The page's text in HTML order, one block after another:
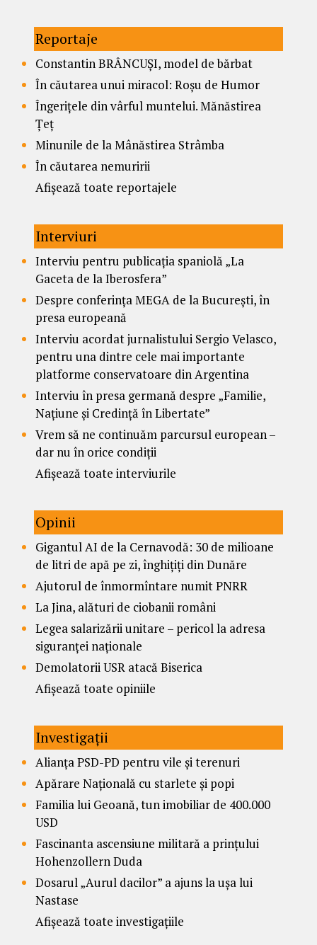
Reportaje
Constantin BRÂNCUȘI, model de bărbat
În căutarea unui miracol: Roșu de Humor
Îngerițele din vârful muntelui. Mănăstirea
Țeț
Minunile de la Mânăstirea Strâmba
În căutarea nemuririi
Afișează toate reportajele
Interviuri
Interviu pentru publicația spaniolă „La
Gaceta de la Iberosfera”
Despre conferința MEGA de la București, în
presa europeană
Interviu acordat jurnalistului Sergio Velasco,
pentru una dintre cele mai importante
platforme conservatoare din Argentina
Interviu în presa germană despre „Familie,
Națiune și Credință în Libertate”
Vrem să ne continuăm parcursul european –
dar nu în orice condiții
Afișează toate interviurile
Opinii
Gigantul AI de la Cernavodă: 30 de milioane
de litri de apă pe zi, înghițiți din Dunăre
Ajutorul de înmormîntare numit PNRR
La Jina, alături de ciobanii români
Legea salarizării unitare – pericol la adresa
siguranței naționale
Demolatorii USR atacă Biserica
Afișează toate opiniile
Investigații
Alianța PSD-PD pentru vile și terenuri
Apărare Națională cu starlete și popi
Familia lui Geoană, tun imobiliar de 400.000
USD
Fascinanta ascensiune militară a prințului
Hohenzollern Duda
Dosarul „Aurul dacilor” a ajuns la ușa lui
Nastase
Afișează toate investigațiile